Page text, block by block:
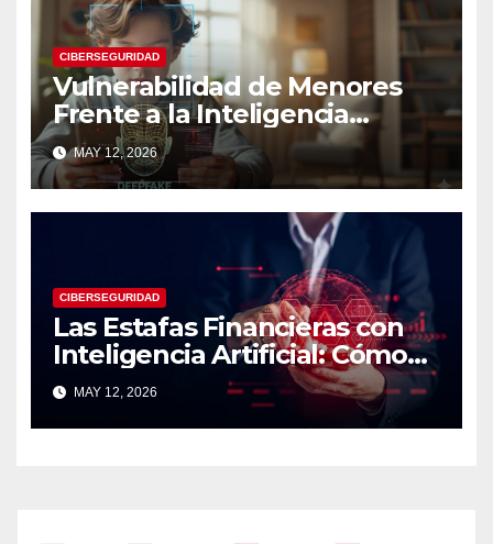
CIBERSEGURIDAD
Vulnerabilidad de Menores
Frente a la Inteligencia
Artificial: Riesgos Digitales,
Manipulación y Protección
Tecnológica
MAY 12, 2026
CIBERSEGURIDAD
Las Estafas Financieras con
Inteligencia Artificial: Cómo
Operan, Cómo Detectarlas y
Cómo Protegerse
MAY 12, 2026